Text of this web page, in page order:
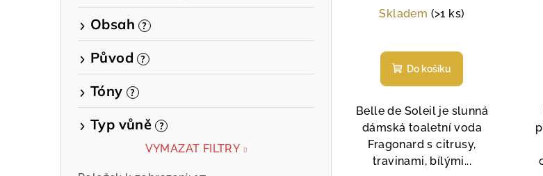
Obsah ?
Původ ?
Tóny ?
Typ vůně ?
VYMAZAT FILTRY
cena:
Skladem (>1 ks)
hodnocení
produktu
je
4,4
5
hvězdiček.
Do košíku
Belle de Soleil je slunná
dámská toaletní voda
Fragonard s citrusy,
travinami, bílými...